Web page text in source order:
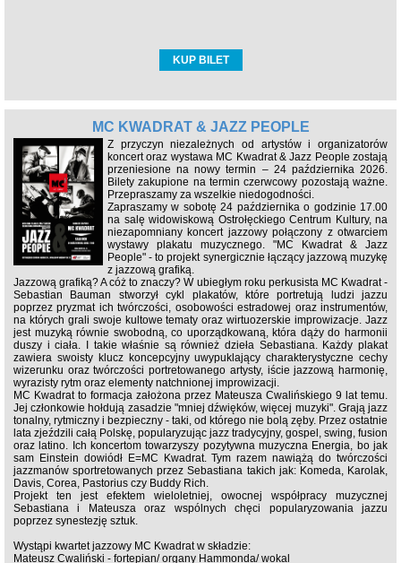
KUP BILET
MC KWADRAT & JAZZ PEOPLE
Z przyczyn niezależnych od artystów i organizatorów
koncert oraz wystawa MC Kwadrat & Jazz People zostają
przeniesione na nowy termin – 24 października 2026.
Bilety zakupione na termin czerwcowy pozostają ważne.
Przepraszamy za wszelkie niedogodności.
Zapraszamy w sobotę 24 października o godzinie 17.00
na salę widowiskową Ostrołęckiego Centrum Kultury, na
niezapomniany koncert jazzowy połączony z otwarciem
wystawy plakatu muzycznego. "MC Kwadrat & Jazz
People" - to projekt synergicznie łączący jazzową muzykę
z jazzową grafiką.
Jazzową grafiką? A cóż to znaczy? W ubiegłym roku perkusista MC Kwadrat -
Sebastian Bauman stworzył cykl plakatów, które portretują ludzi jazzu
poprzez pryzmat ich twórczości, osobowości estradowej oraz instrumentów,
na których grali swoje kultowe tematy oraz wirtuozerskie improwizacje. Jazz
jest muzyką równie swobodną, co uporządkowaną, która dąży do harmonii
duszy i ciała. I takie właśnie są również dzieła Sebastiana. Każdy plakat
zawiera swoisty klucz koncepcyjny uwypuklający charakterystyczne cechy
wizerunku oraz twórczości portretowanego artysty, iście jazzową harmonię,
wyrazisty rytm oraz elementy natchnionej improwizacji.
MC Kwadrat to formacja założona przez Mateusza Cwalińskiego 9 lat temu.
Jej członkowie hołdują zasadzie "mniej dźwięków, więcej muzyki". Grają jazz
tonalny, rytmiczny i bezpieczny - taki, od którego nie bolą zęby. Przez ostatnie
lata zjeździli całą Polskę, popularyzując jazz tradycyjny, gospel, swing, fusion
oraz latino. Ich koncertom towarzyszy pozytywna muzyczna Energia, bo jak
sam Einstein dowiódł E=MC Kwadrat. Tym razem nawiążą do twórczości
jazzmanów sportretowanych przez Sebastiana takich jak: Komeda, Karolak,
Davis, Corea, Pastorius czy Buddy Rich.
Projekt ten jest efektem wieloletniej, owocnej współpracy muzycznej
Sebastiana i Mateusza oraz wspólnych chęci popularyzowania jazzu
poprzez synestezję sztuk.
Wystąpi kwartet jazzowy MC Kwadrat w składzie:
Mateusz Cwaliński - fortepian/ organy Hammonda/ wokal